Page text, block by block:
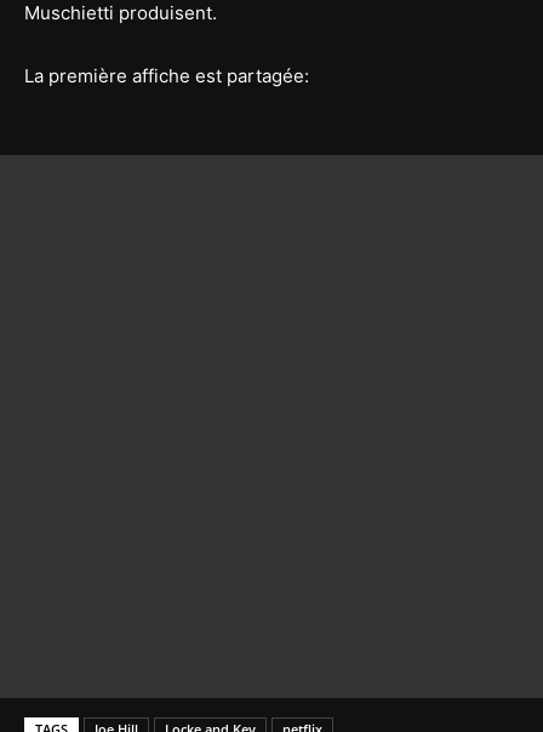
Muschietti produisent.
La première affiche est partagée: